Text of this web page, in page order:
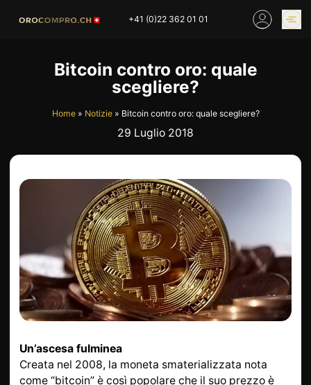
+41 (0)22 362 01 01
ONLINE
COMPRO PLATINO
COMPRO LATTA
COMPRO DIAMANTE
COMPRO PEZZI MONETA
COMPRO OROLOGI
RIMANENZE
INDUSTRIALI
INVESTIRE
VALUTAZIONE
NEGOZIO
NOTIZIE
DA SAPERE
INFORMAZIONI SU L
ORO POSTALE
ACCESSORI DI LUSSO
Bitcoin contro oro: quale
scegliere?
Home» Notizie» Bitcoin contro oro: quale scegliere?
29 Luglio 2018
Un’ascesa fulminea
Creata nel 2008, la moneta smaterializzata nota
come “bitcoin” è così popolare che il suo prezzo è